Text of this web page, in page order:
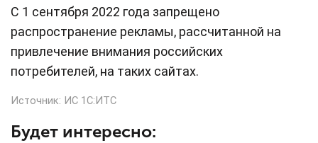
С 1 сентября 2022 года запрещено
распространение рекламы, рассчитанной на
привлечение внимания российских
потребителей, на таких сайтах.
Источник: ИС 1С:ИТС
Будет интересно: